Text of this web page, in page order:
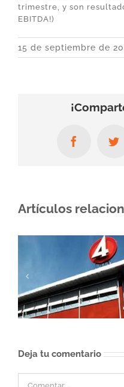
trimestre, y son
EBITDA!)
15 de septiembre de
Facebook
Artículos
Deja tu comentario